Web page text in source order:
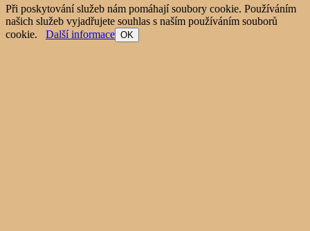
Při poskytování služeb nám pomáhají soubory cookie. Používáním
našich služeb vyjadřujete souhlas s naším používáním souborů
cookie. Další informace